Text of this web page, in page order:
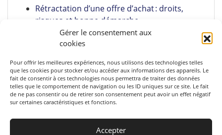
Gérer le consentement aux
cookies
Pour offrir les meilleures expériences, nous utilisons des technologies telles
que les cookies pour stocker et/ou accéder aux informations des appareils. Le
fait de consentir à ces technologies nous permettra de traiter des données
telles que le comportement de navigation ou les ID uniques sur ce site. Le fait
de ne pas consentir ou de retirer son consentement peut avoir un effet négatif
sur certaines caractéristiques et fonctions.
Accepter
Rétractation d’une offre d’achat : droits,
risques et bonne démarche
Pumpkin Spice Latte maison : recette facile +
astuces